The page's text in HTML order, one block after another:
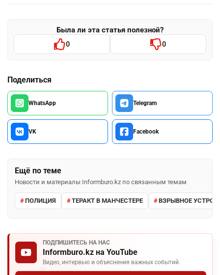
Была ли эта статья полезной?
0 0
Поделиться
WhatsApp Telegram
VK Facebook
Ещё по теме
Новости и материалы Informburo.kz по связанным темам
ПОЛИЦИЯ ТЕРАКТ В МАНЧЕСТЕРЕ ВЗРЫВНОЕ
ПОДПИШИТЕСЬ НА НАС
Informburo.kz на YouTube
Видео, интервью и объяснения важных событий.